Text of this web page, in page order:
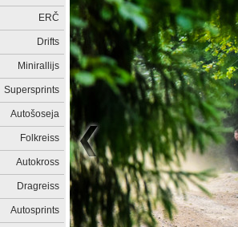
ERČ
Drifts
Minirallijs
Supersprints
Autošoseja
Folkreiss
Autokross
Dragreiss
Autosprints